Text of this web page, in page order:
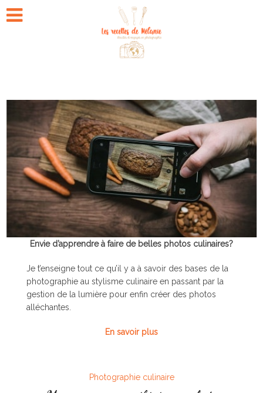
Envie d’apprendre à faire de belles photos culinaires?
Je t’enseigne tout ce qu’il y a à savoir des bases de la
photographie au stylisme culinaire en passant par la
gestion de la lumière pour enfin créer des photos
alléchantes.
En savoir plus
Photographie culinaire